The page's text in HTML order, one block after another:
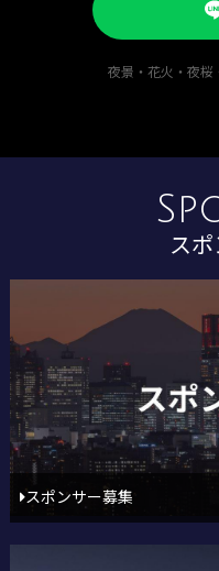
夜景・花火・夜桜
ス
スポンサー募集